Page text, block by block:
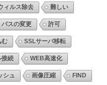
ィルス除去 難しい
パスの変更 許可
む SSLサーバ移転
接続 WEB高速化
シュ 画像圧縮 FIND